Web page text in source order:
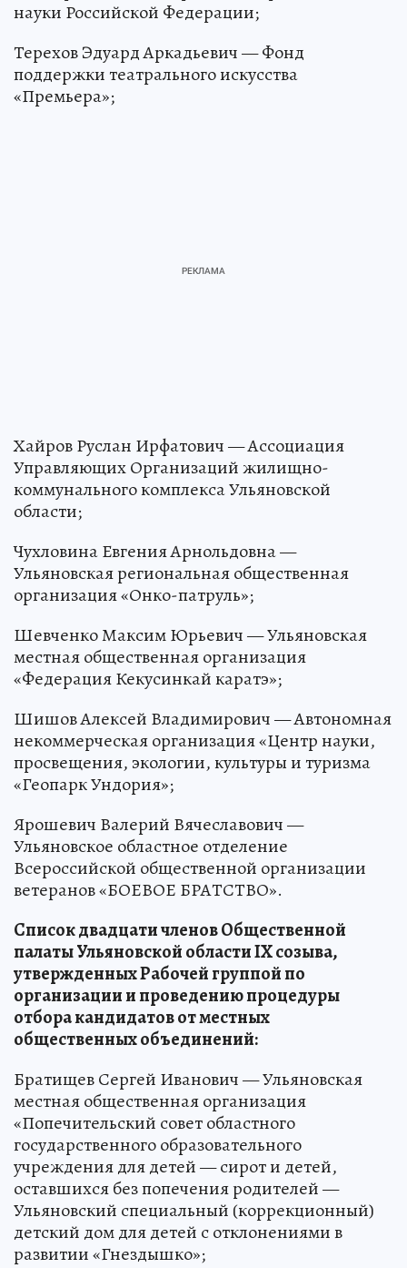
науки Российской Федерации;
Терехов Эдуард Аркадьевич — Фонд
поддержки театрального искусства
«Премьера»;
Хайров Руслан Ирфатович — Ассоциация
Управляющих Организаций жилищно-
коммунального комплекса Ульяновской
области;
Чухловина Евгения Арнольдовна —
Ульяновская региональная общественная
организация «Онко-патруль»;
Шевченко Максим Юрьевич — Ульяновская
местная общественная организация
«Федерация Кекусинкай каратэ»;
Шишов Алексей Владимирович — Автономная
некоммерческая организация «Центр науки,
просвещения, экологии, культуры и туризма
«Геопарк Ундория»;
Ярошевич Валерий Вячеславович —
Ульяновское областное отделение
Всероссийской общественной организации
ветеранов «БОЕВОЕ БРАТСТВО».
Список двадцати членов Общественной
палаты Ульяновской области IX созыва,
утвержденных Рабочей группой по
организации и проведению процедуры
отбора кандидатов от местных
общественных объединений:
Братищев Сергей Иванович — Ульяновская
местная общественная организация
«Попечительский совет областного
государственного образовательного
учреждения для детей — сирот и детей,
оставшихся без попечения родителей —
Ульяновский специальный (коррекционный)
детский дом для детей с отклонениями в
развитии «Гнездышко»;